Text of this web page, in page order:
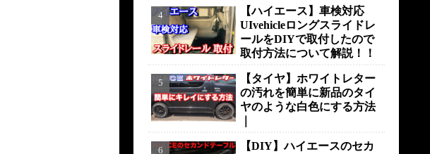
【ハイエース】車検対応
UIvehicleロングスライドレ
ールをDIYで取付したので
取付方法について解説！！
【タイヤ】ホワイトレター
の汚れを簡単に新品のタイ
ヤのような白色にする方法
【DIY】ハイエースのセカ